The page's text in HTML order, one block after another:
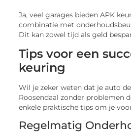
Ja, veel garages bieden APK
combinatie met
Dit kan zowel tijd als geld
Tips voor een
keuring
Wil je zeker weten dat je auto
Roosendaal zonder problemen
enkele praktische tips om je
Regelmatig